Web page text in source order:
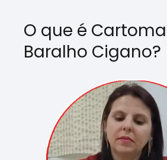
O que é
Baralho Cigano?